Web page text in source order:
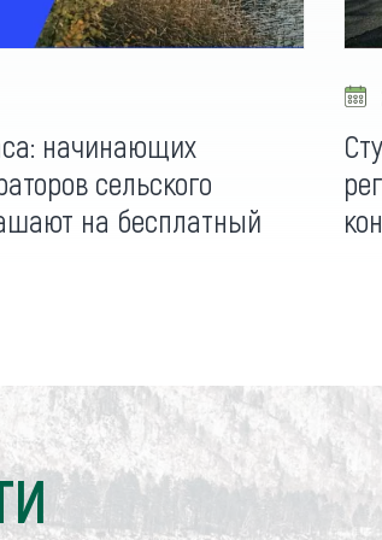
начинающих
сельского
на бесплатный